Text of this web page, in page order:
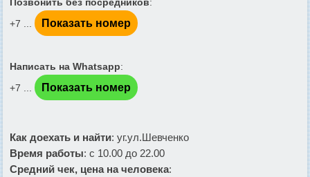
Позвонить без посредников:
+7 ...
Показать номер
Написать на Whatsapp:
+7 ...
Показать номер
Как доехать и найти: уг.ул.Шевченко
Время работы: с 10.00 до 22.00
Средний чек, цена на человека: